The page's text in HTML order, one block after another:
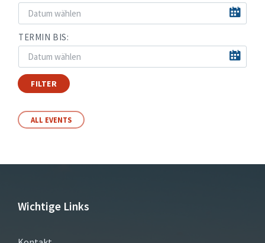
TERMIN BIS:
FILTER
ALL EVENTS
Wichtige Links